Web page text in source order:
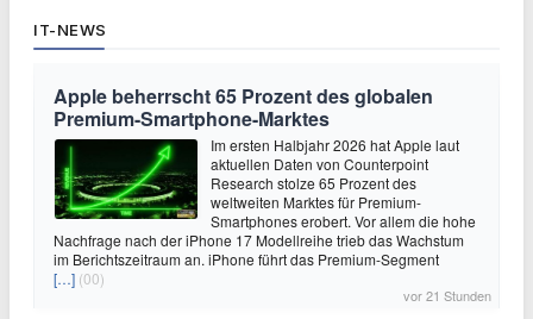
IT-NEWS
Apple beherrscht 65 Prozent des globalen
Premium-Smartphone-Marktes
Im ersten Halbjahr 2026 hat Apple laut
aktuellen Daten von Counterpoint
Research stolze 65 Prozent des
weltweiten Marktes für Premium-
Smartphones erobert. Vor allem die hohe
Nachfrage nach der iPhone 17 Modellreihe trieb das Wachstum
im Berichtszeitraum an. iPhone führt das Premium-Segment
[…] (00)
vor 21 Stunden